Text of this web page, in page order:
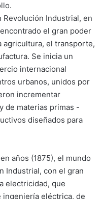
Revolución Industrial, en
el gran poder
agricultura, el transporte,
Se inicia un
internacional
urbanos, unidos por
incrementar
de materias primas -
diseñados para
años (1875), el mundo
Industrial, con el gran
electricidad, que
eléctrica, de